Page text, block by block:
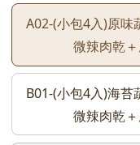
A02-(小包4入)原味
微辣肉乾
B01-(小包4入)海苔
微辣肉乾